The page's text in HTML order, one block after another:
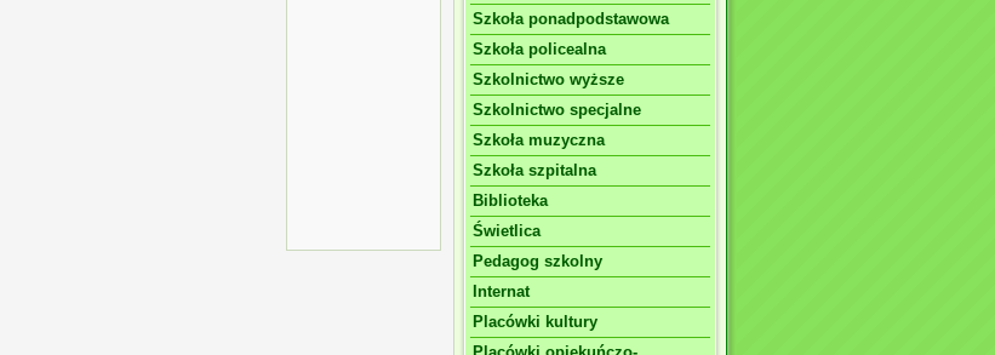
Szkoła ponadpodstawowa
Szkoła policealna
Szkolnictwo wyższe
Szkolnictwo specjalne
Szkoła muzyczna
Szkoła szpitalna
Biblioteka
Świetlica
Pedagog szkolny
Internat
Placówki kultury